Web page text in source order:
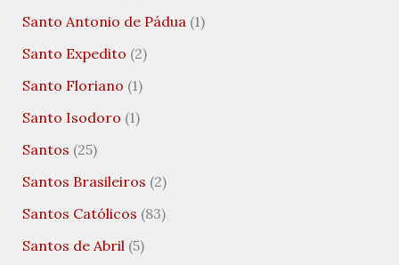
Santo Antonio de Pádua(1)
Santo Expedito (2)
Santo Floriano (1)
Santo Isodoro (1)
Santos (25)
Santos Brasileiros (2)
Santos Católicos (83)
Santos de Abril(5)